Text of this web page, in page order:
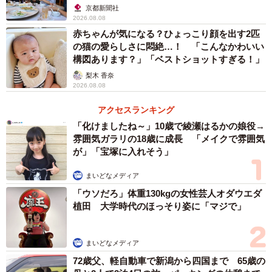
3/3
思わずギャップ萌え！＝カレー＆ティーハウス BIRTHDAY MOREさん
（@birthday_more）提供
京都新聞社
2026.08.08
赤ちゃんが気になる？ひょっこり顔を出す2匹
の猫の愛らしさに悶絶…！ 「こんなかわいい
構図あります？」「ベストショットすぎる！」
梨木 香奈
2026.08.08
アクセスランキング
「化けましたね～」10歳で綾瀬はるかの娘役→
雰囲気ガラリの18歳に成長 「メイクで雰囲気
が」「宝塚に入れそう」
まいどなメディア
「ウソだろ」体重130kgの女性芸人オダウエダ
植田 大学時代のほっそり姿に「マジで」
まいどなメディア
72歳父、軽自動車で新潟から四国まで 65歳の